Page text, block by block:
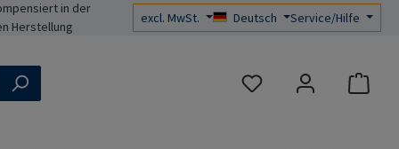
in der
Herstellung
excl. MwSt. Deutsch Service/Hilfe
Du hast 0 Produkte auf